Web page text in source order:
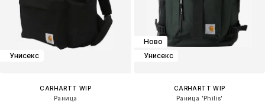
Унисекс
CARHARTT WIP
Раница
Ново
Унисекс
CARHARTT WIP
Раница 'Philis'